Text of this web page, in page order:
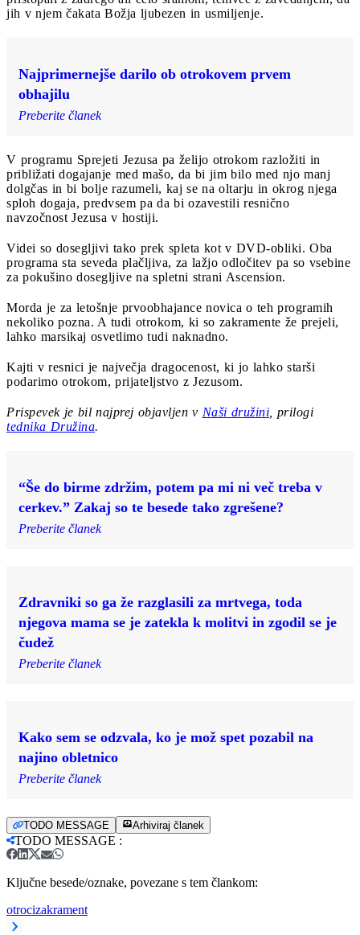
jih v njem čakata Božja ljubezen in usmiljenje.
Najprimernejše darilo ob otrokovem prvem
obhajilu
Preberite članek
V programu Sprejeti Jezusa pa želijo otrokom razložiti in
približati dogajanje med mašo, da bi jim bilo med njo manj
dolgčas in bi bolje razumeli, kaj se na oltarju in okrog njega
sploh dogaja, predvsem pa da bi ozavestili resnično
navzočnost Jezusa v hostiji.
Videi so dosegljivi tako prek spleta kot v DVD-obliki. Oba
programa sta seveda plačljiva, za lažjo odločitev pa so vsebine
za pokušino dosegljive na spletni strani Ascension.
Morda je za letošnje prvoobhajance novica o teh programih
nekoliko pozna. A tudi otrokom, ki so zakramente že prejeli,
lahko marsikaj osvetlimo tudi naknadno.
Kajti v resnici je največja dragocenost, ki jo lahko starši
podarimo otrokom, prijateljstvo z Jezusom.
Prispevek je bil najprej objavljen v Naši družini , prilogi
tednika Družina.
“Še do birme zdržim, potem pa mi ni več treba v
cerkev.” Zakaj so te besede tako zgrešene?
Preberite članek
Zdravniki so ga že razglasili za mrtvega, toda
njegova mama se je zatekla k molitvi in zgodil se je
čudež
Preberite članek
Kako sem se odzvala, ko je mož spet pozabil na
najino obletnico
Preberite članek
TODO MESSAGE Arhiviraj članek
TODO MESSAGE :
Ključne besede/oznake, povezane s tem člankom:
otrocizakrament